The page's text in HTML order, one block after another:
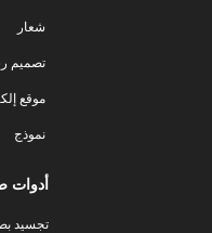
شعار
تصميم
موقع
نموذج
أدوات
تجسيد